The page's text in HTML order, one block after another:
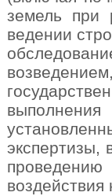
земель при
ведении
экспертизы,